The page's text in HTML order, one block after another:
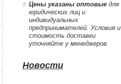
Цены указаны оптовые для
юридических лиц и
индивидуальных
предпринимателей. Условия и
стоимость доставки
уточняйте у менеджеров.
Новости